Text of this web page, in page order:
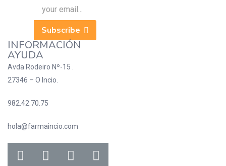
Subscribe
INFORMACIÓN
AYUDA
Avda Rodeiro Nº-15 .
27346 – O Incio.
982.42.70.75
hola@farmaincio.com